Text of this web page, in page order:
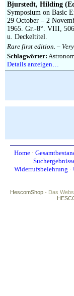
Bjurstedt, Hilding
Symposium on Basic
29 October – 2
1965. Gr.-8°. VIII,
u. Deckeltitel.
Rare first edition. –
Schlagwörter:
Details anzeigen…
Home·
Widerrufsbelehrung ·
HescomShop - Das